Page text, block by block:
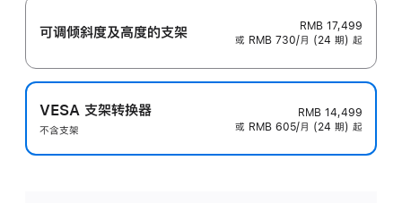
可调倾斜度及高‍度的支‍架
RMB 17,499
或 RMB 730/月 (24 期) 起
VESA 支架转换器
不含支架
RMB 14,499
或 RMB 605/月 (24 期) 起